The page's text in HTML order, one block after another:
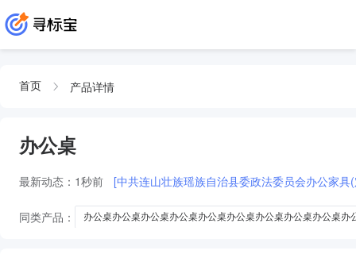
首页 产品详情
办公桌
最新动态： 1秒前 [中共连山壮族瑶族自治县委政法委员会办公家
同类产品： 办公桌办公桌办公桌办公桌办公桌办公桌办公桌办公桌办公桌